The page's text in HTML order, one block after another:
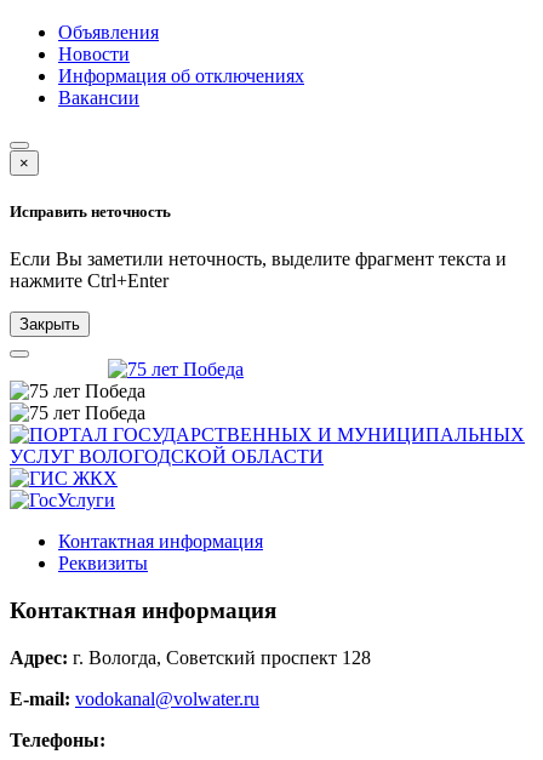
Объявления
Новости
Информация об отключениях
Вакансии
×
Исправить неточность
Если Вы заметили неточность, выделите фрагмент текста и
нажмите Ctrl+Enter
Закрыть
Контактная информация
Реквизиты
Контактная информация
Адрес: г. Вологда, Советский проспект 128
E-mail: vodokanal@volwater.ru
Телефоны: